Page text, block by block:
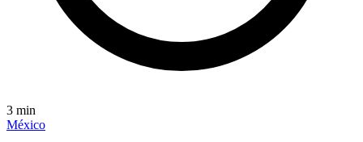
3 min
México